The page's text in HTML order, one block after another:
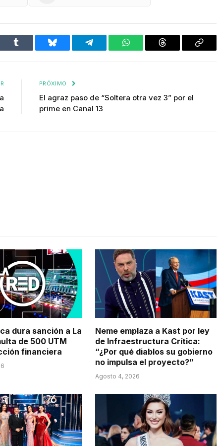
Tumblr Bluesky Telegram WhatsAppThreads
Copiar
PRÓXIMO
El agraz paso de “Soltera otra vez 3” por el
prime en Canal 13
dura sanción a La
de 500 UTM
financiera
Neme emplaza a Kast por ley
de Infraestructura Crítica:
“¿Por qué diablos su gobierno
no impulsa el proyecto?”
Agosto 4, 2026